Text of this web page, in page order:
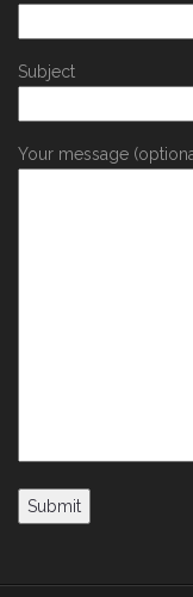
Subject
Your message